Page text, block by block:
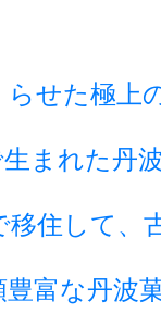
せた極上
まれた丹
住して、
富な丹波